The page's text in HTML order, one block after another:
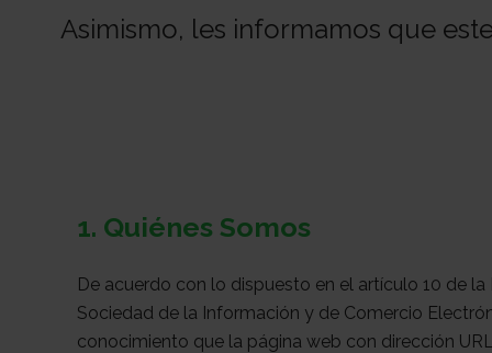
Asimismo, les informamos que
1. Quiénes Somos
De acuerdo con lo dispuesto en el artículo 10 de
Sociedad de la Información y de Comercio
conocimiento que la página web con dirección